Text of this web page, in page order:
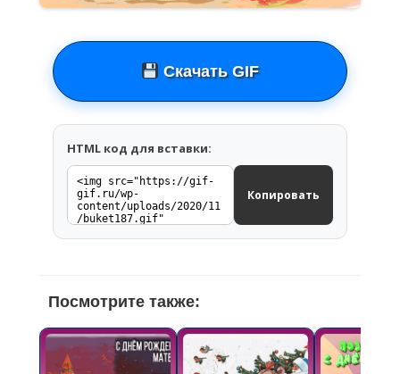
Скачать GIF
HTML код для вставки:
Копировать
Посмотрите также: